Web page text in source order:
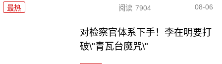
最热 阅读 7904 08-06
对检察官体系下手！李在明要打
破\"青瓦台魔咒\"